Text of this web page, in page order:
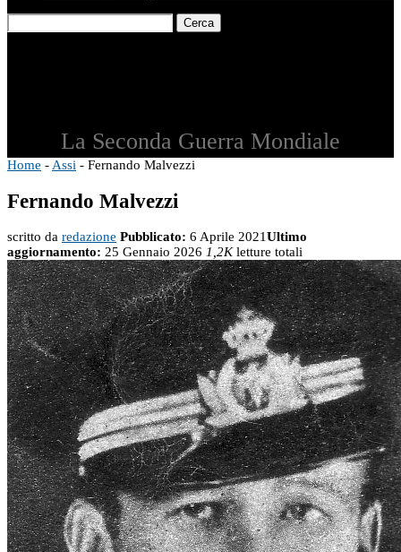
Cerca
La Seconda Guerra Mondiale
Home - Assi - Fernando Malvezzi
Fernando Malvezzi
scritto da redazione Pubblicato: 6 Aprile 2021Ultimo
aggiornamento: 25 Gennaio 2026 1,2Kletture totali